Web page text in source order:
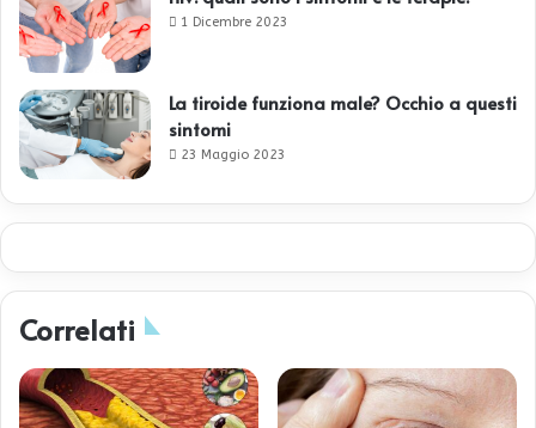
1 Dicembre 2023
La tiroide funziona male? Occhio a questi
sintomi
23 Maggio 2023
Correlati